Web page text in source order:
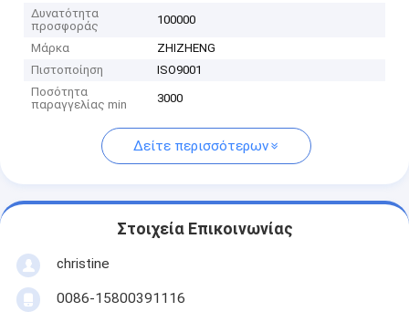
Δυνατότητα
προσφοράς
100000
Μάρκα
ZHIZHENG
Πιστοποίηση
ISO9001
Ποσότητα
παραγγελίας min
3000
Δείτε περισσότερων
Στοιχεία Επικοινωνίας
christine
0086-15800391116